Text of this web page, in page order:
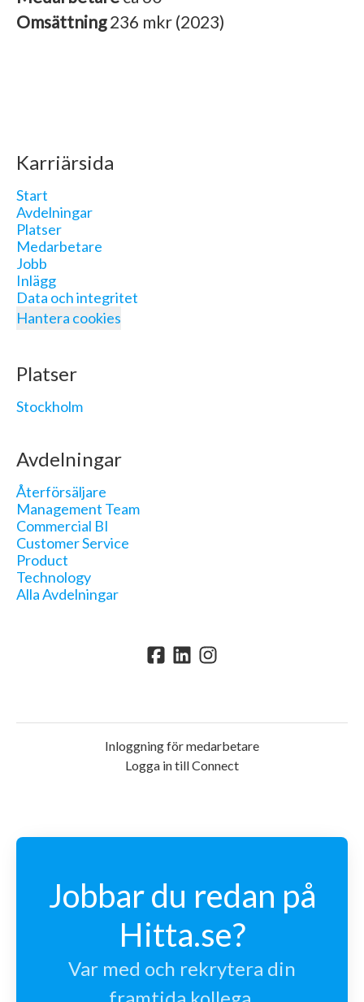
Omsättning236 mkr (2023)
Karriärsida
Start
Avdelningar
Platser
Medarbetare
Jobb
Inlägg
Data och integritet
Hantera cookies
Platser
Stockholm
Avdelningar
Återförsäljare
Management Team
Commercial BI
Customer Service
Product
Technology
Alla Avdelningar
Inloggning för medarbetare
Logga in till Connect
Jobbar du redan på
Hitta.se?
Var med och rekrytera din